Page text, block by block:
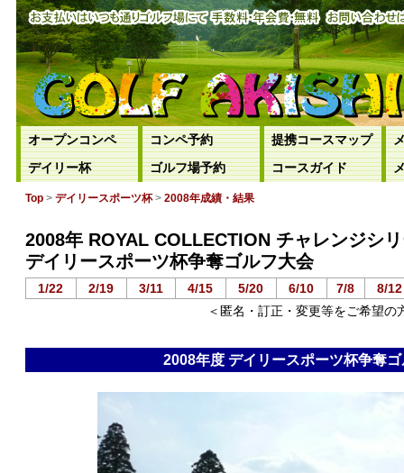
オープンコンペ コンペ予約 提携コースマップ
デイリー杯 ゴルフ場予約 コースガイド
Top> デイリースポーツ杯> 2008年成績・結果
2008年 ROYAL COLLECTION チャレンジシ
デイリースポーツ杯争奪ゴルフ大会
1/22 2/19 3/11 4/15 5/20 6/10 7/8
8/12
＜匿名・訂正・変更等をご希望
2008年度 デイリースポーツ杯争奪